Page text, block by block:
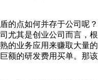
点如何并存于公司呢？
尤其是创业公司而言，根
的业务应用来赚取大量的
额的研发费用买单。那该